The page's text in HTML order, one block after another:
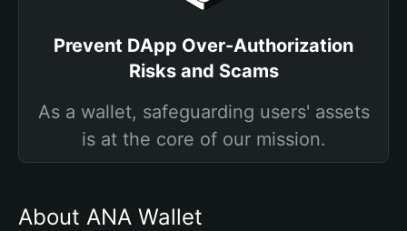
Prevent DApp Over-Authorization
Risks and Scams
As a wallet, safeguarding users' assets
is at the core of our mission.
About ANA Wallet